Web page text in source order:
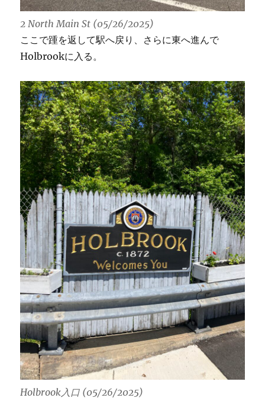
2 North Main St (05/26/2025)
ここで踵を返して駅へ戻り、さらに東へ進んで
Holbrookに入る。
Holbrook入口 (05/26/2025)